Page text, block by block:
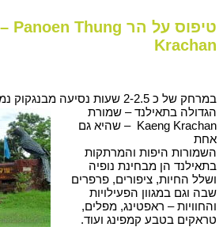
Krachan
במרחק של כ 2-2.5 שעות נסיעה מבנגקוק נמצאת שמורת הטבע
הגדולה בתאילנד – שמורת
Kaeng Krachan – שהיא גם
אחת
השמורות היפות והמרתקות
בתאילנד הן מבחינת נופיה
ושלל החיות, ציפורים, פרפרים
שבה וגם במגוון הפעילויות
והחוויות – ראפטינג, מפלים,
טראקים בטבע קמפינג ועוד.